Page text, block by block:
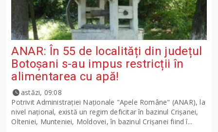
ANAR: În 55 de localități din județul
Botoșani s-au impus restricții în
alimentarea cu apă!
astăzi, 09:08
Potrivit Administraţiei Naţionale "Apele Române" (ANAR), la
nivel naţional, există un regim deficitar în bazinul Crişanei,
Olteniei, Munteniei, Moldovei, în bazinul Crişanei fiind î...